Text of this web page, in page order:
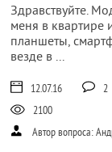
Здравствуйте.
меня в квартире
планшеты,
везде в ...
12.07.16
2
2100
Автор вопроса: